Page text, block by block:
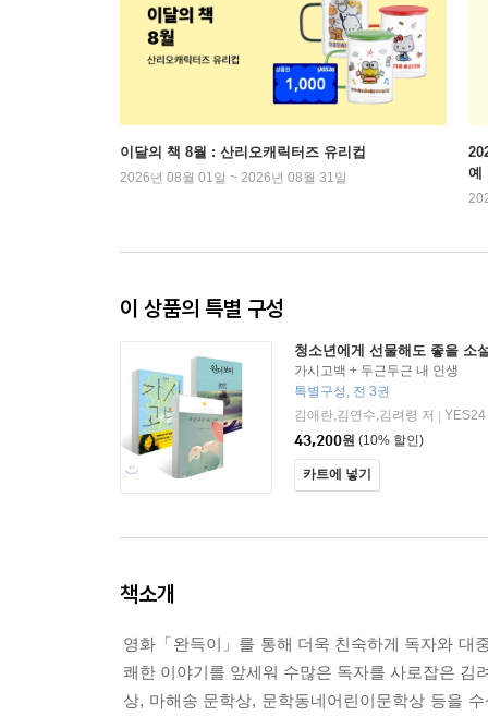
이달의 책 8월 : 산리오캐릭터즈 유리컵
2026년 08월 01일 ~ 2026년 08월 31일
예
이 상품의 특별 구성
청소년에게 선물해도 좋을 소
가시고백 + 두근두근 내 인생
특별구성, 전 3권
김애란,김연수,김려령 저
YES24
43,200원 (10% 할인)
카트에 넣기
책소개
영화「완득이」를 통해 더욱 친숙하게 독자와 대
쾌한 이야기를 앞세워 수많은 독자를 사로잡은 김
상, 마해송 문학상, 문학동네어린이문학상 등을